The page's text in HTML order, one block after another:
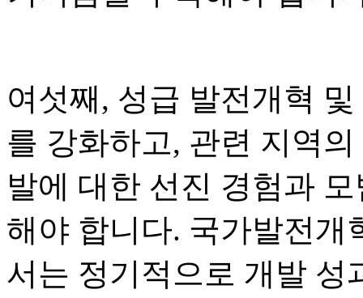
여섯째, 성급 발전개혁
를 강화하고, 관련 지역
발에 대한 선진 경험과
해야 합니다. 국가발전개
서는 정기적으로 개발 성